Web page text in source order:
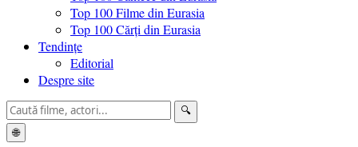
Top 100 Filme din Eurasia
Top 100 Cărți din Eurasia
Tendințe
Editorial
Despre site
🔍
🌐